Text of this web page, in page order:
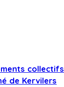
collectifs
de Kervilers